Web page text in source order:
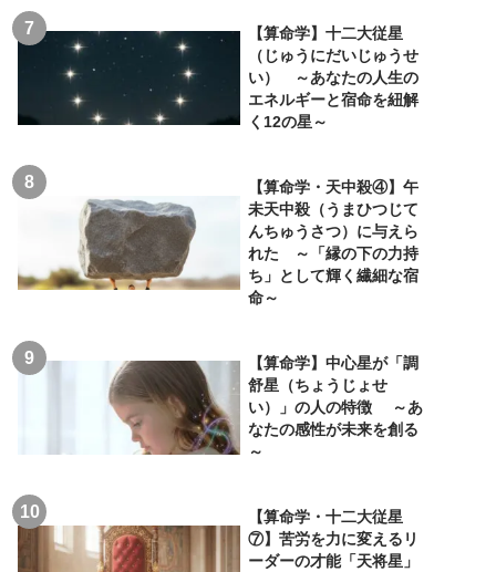
【算命学】十二大従星
（じゅうにだいじゅうせ
い） ～あなたの人生の
エネルギーと宿命を紐解
く12の星～
【算命学・天中殺④】午
未天中殺（うまひつじて
んちゅうさつ）に与えら
れた ～「縁の下の力持
ち」として輝く繊細な宿
命～
【算命学】中心星が「調
舒星（ちょうじょせ
い）」の人の特徴 ～あ
なたの感性が未来を創る
～
【算命学・十二大従星
⑦】苦労を力に変えるリ
ーダーの才能「天将星」